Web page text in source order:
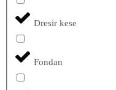
Dresir kese
Fondan